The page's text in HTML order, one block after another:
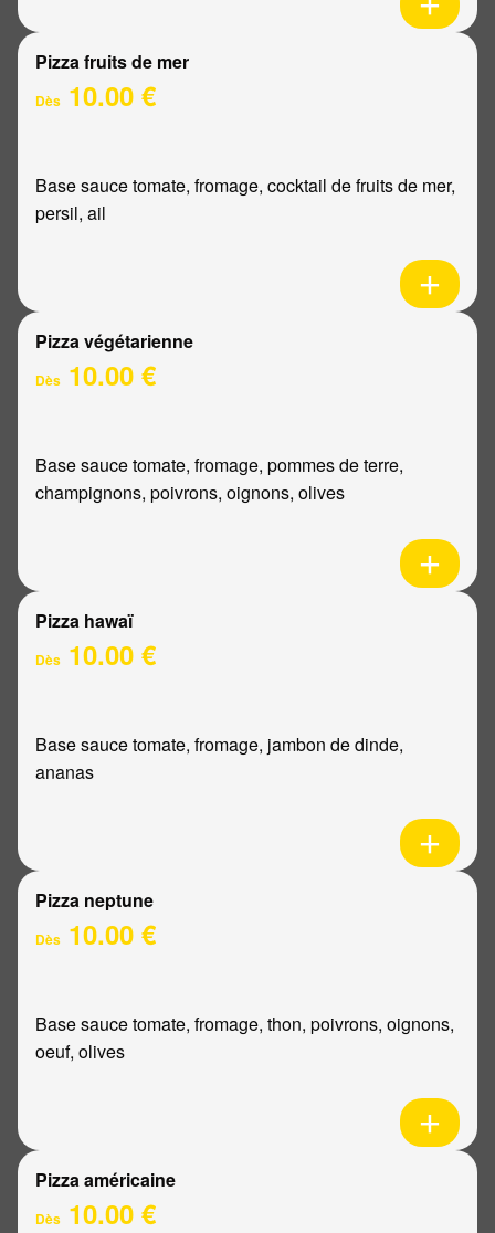
Pizza fruits de mer
Dès 10.00 €
Base sauce tomate, fromage, cocktail de fruits de mer,
persil, ail
Pizza végétarienne
Dès 10.00 €
Base sauce tomate, fromage, pommes de terre,
champignons, poivrons, oignons, olives
Pizza hawaï
Dès 10.00 €
Base sauce tomate, fromage, jambon de dinde,
ananas
Pizza neptune
Dès 10.00 €
Base sauce tomate, fromage, thon, poivrons, oignons,
oeuf, olives
Pizza américaine
Dès 10.00 €